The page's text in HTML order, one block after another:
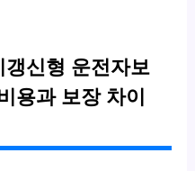
신형 운전자보
용과 보장 차이